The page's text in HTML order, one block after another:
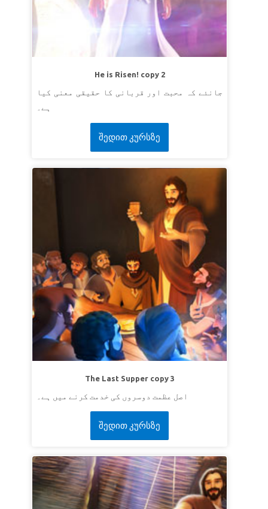
He is Risen! copy 2
جانئے کہ محبت اور قربانی کا حقیقی معنی کیا
ہے۔
შედით კურსზე
The Last Supper copy 3
შედით კურსზე